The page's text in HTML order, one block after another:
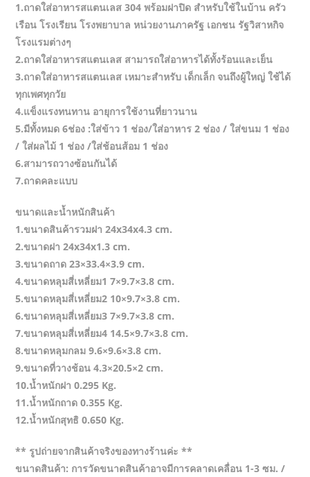
1.ถาดใส่อาหารสแตนเลส 304 พร้อมฝาปิด สำหรับใช้ในบ้าน ครัว
เรือน โรงเรียน โรงพยาบาล หน่วยงานภาครัฐ เอกชน รัฐวิสาหกิจ
โรงแรมต่างๆ
2.ถาดใส่อาหารสแตนเลส สามารถใส่อาหารได้ทั้งร้อนและเย็น
3.ถาดใส่อาหารสแตนเลส เหมาะสำหรับ เด็กเล็ก จนถึงผู้ใหญ่ ใช้ได้
ทุกเพศทุกวัย
4.แข็งแรงทนทาน อายุการใช้งานที่ยาวนาน
5.มีทั้งหมด 6ช่อง :ใส่ข้าว 1 ช่อง/ใส่อาหาร 2 ช่อง / ใส่ขนม 1 ช่อง
/ ใส่ผลไม้ 1 ช่อง /ใส่ช้อนส้อม 1 ช่อง
6.สามารถวางซ้อนกันได้
7.ถาดคละแบบ
ขนาดและน้ำหนักสินค้า
1.ขนาดสินค้ารวมฝา 24x34x4.3 cm.
2.ขนาดฝา 24x34x1.3 cm.
3.ขนาดถาด 23×33.4×3.9 cm.
4.ขนาดหลุมสี่เหลี่ยม1 7×9.7×3.8 cm.
5.ขนาดหลุมสี่เหลี่ยม2 10×9.7×3.8 cm.
6.ขนาดหลุมสี่เหลี่ยม3 7×9.7×3.8 cm.
7.ขนาดหลุมสี่เหลี่ยม4 14.5×9.7×3.8 cm.
8.ขนาดหลุมกลม 9.6×9.6×3.8 cm.
9.ขนาดที่วางช้อน 4.3×20.5×2 cm.
10.น้ำหนักฝา 0.295 Kg.
11.น้ำหนักถาด 0.355 Kg.
12.น้ำหนักสุทธิ 0.650 Kg.
** รูปถ่ายจากสินค้าจริงของทางร้านค่ะ **
ขนาดสินค้า: การวัดขนาดสินค้าอาจมีการคลาดเคลื่อน 1-3 ซม. /